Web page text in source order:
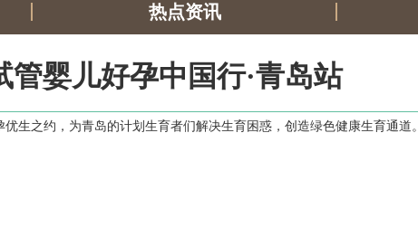
热点资讯
婴儿好孕中国行·青岛站
之约，为青岛的计划生育者们解决生育困惑，创造绿色健康生育通道。